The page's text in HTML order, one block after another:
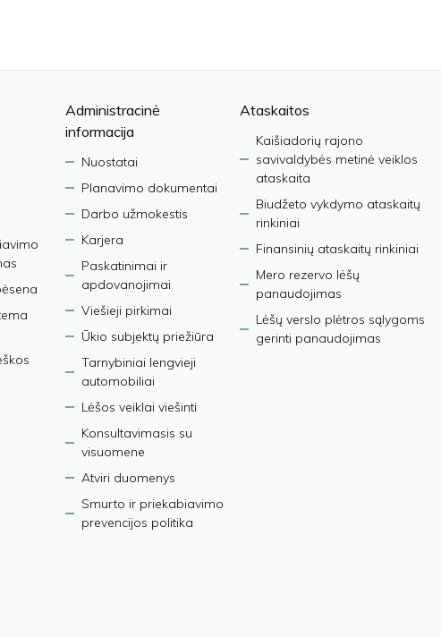
Administracinė
informacija
Nuostatai
Planavimo dokumentai
Darbo užmokestis
Karjera
Paskatinimai ir
apdovanojimai
Viešieji pirkimai
Ūkio subjektų priežiūra
Tarnybiniai lengvieji
automobiliai
Lėšos veiklai viešinti
Konsultavimasis su
visuomene
Atviri duomenys
Smurto ir priekabiavimo
prevencijos politika
Ataskaitos
Kaišiadorių rajono
savivaldybės metinė veiklos
ataskaita
Biudžeto vykdymo ataskaitų
rinkiniai
Finansinių ataskaitų rinkiniai
Mero rezervo lėšų
panaudojimas
Lėšų verslo plėtros sąlygoms
gerinti panaudojimas